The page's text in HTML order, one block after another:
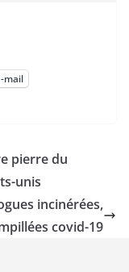
mail
pierre du
unis
incinérées,
covid-19